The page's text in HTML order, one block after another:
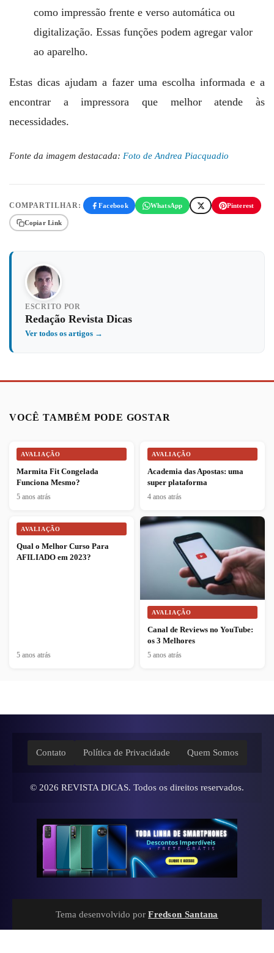
como impressão frente e verso automática ou
digitalização. Essas funções podem agregar valor
ao aparelho.
Estas dicas ajudam a fazer uma escolha informada e a
encontrar a impressora que melhor atende às
necessidades.
Fonte da imagem destacada: Foto de Andrea Piacquadio
COMPARTILHAR: Facebook WhatsApp Pinterest
Copiar Link
ESCRITO POR
Redação Revista Dicas
Ver todos os artigos →
VOCÊ TAMBÉM PODE GOSTAR
AVALIAÇÃO
Marmita Fit Congelada
Funciona Mesmo?
5 anos atrás
AVALIAÇÃO
Academia das Apostas: uma
super plataforma
4 anos atrás
AVALIAÇÃO
Qual o Melhor Curso Para
AFILIADO em 2023?
5 anos atrás
AVALIAÇÃO
Canal de Reviews no YouTube:
os 3 Melhores
5 anos atrás
Contato Política de Privacidade Quem Somos
© 2026 REVISTA DICAS. Todos os direitos reservados.
Tema desenvolvido por Fredson Santana